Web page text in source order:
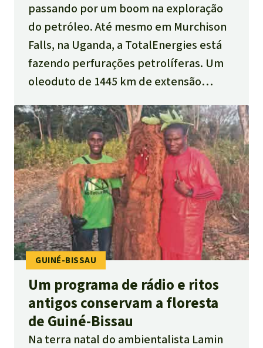
passando por um boom na exploração
do petróleo. Até mesmo em Murchison
Falls, na Uganda, a TotalEnergies está
fazendo perfurações petrolíferas. Um
oleoduto de 1445 km de extensão
porto de Tanga. A Tasha - nossa parceira
- esclarece a população sobre os
perigos e apóia aqueles que já estão
sofrendo com o projeto.
Um programa de rádio e ritos
antigos conservam a floresta
de Guiné-Bissau
Na terra natal do ambientalista Lamin